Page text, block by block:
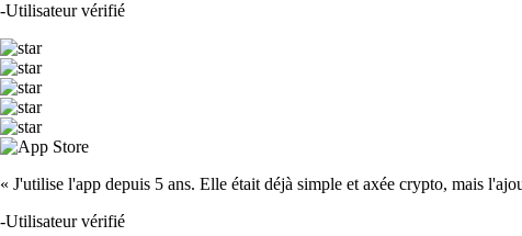
-Utilisateur vérifié
« J'utilise l'app depuis 5 ans. Elle était déjà simple et axée crypto, mais
-Utilisateur vérifié